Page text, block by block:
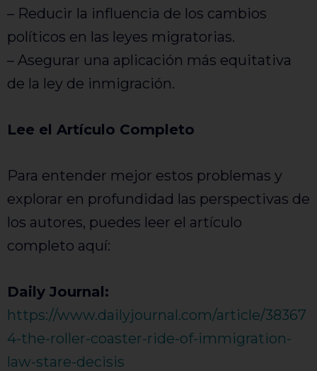
– Reducir la influencia de los cambios
políticos en las leyes migratorias.
– Asegurar una aplicación más equitativa
de la ley de inmigración.
Lee el Artículo Completo
Para entender mejor estos problemas y
explorar en profundidad las perspectivas de
los autores, puedes leer el artículo
completo aquí:
Daily Journal:
https://www.dailyjournal.com/article/38367
4-the-roller-coaster-ride-of-immigration-
law-stare-decisis